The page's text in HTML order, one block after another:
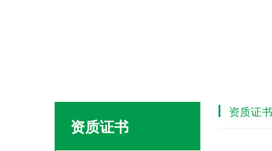
资质证书
资质证书